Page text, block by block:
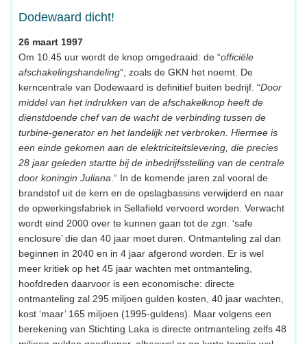
Dodewaard dicht!
26 maart 1997
Om 10.45 uur wordt de knop omgedraaid: de “officiële
afschakelingshandeling“, zoals de GKN het noemt. De
kerncentrale van Dodewaard is definitief buiten bedrijf. “Door
middel van het indrukken van de afschakelknop heeft de
dienstdoende chef van de wacht de verbinding tussen de
turbine-generator en het landelijk net verbroken. Hiermee is
een einde gekomen aan de elektriciteitslevering, die precies
28 jaar geleden startte bij de inbedrijfsstelling van de centrale
door koningin Juliana.“ In de komende jaren zal vooral de
brandstof uit de kern en de opslagbassins verwijderd en naar
de opwerkingsfabriek in Sellafield vervoerd worden. Verwacht
wordt eind 2000 over te kunnen gaan tot de zgn. ‘safe
enclosure’ die dan 40 jaar moet duren. Ontmanteling zal dan
beginnen in 2040 en in 4 jaar afgerond worden. Er is wel
meer kritiek op het 45 jaar wachten met ontmanteling,
hoofdreden daarvoor is een economische: directe
ontmanteling zal 295 miljoen gulden kosten, 40 jaar wachten,
kost ‘maar’ 165 miljoen (1995-guldens). Maar volgens een
berekening van Stichting Laka is directe ontmanteling zelfs 48